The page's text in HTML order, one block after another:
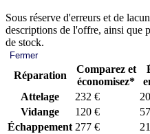
Sous réserve d'erreurs et de
descriptions de l'offre, ainsi que
de stock.
Fermer
Réparation
Comparez et
économisez*
Attelage
232 €
Vidange
120 €
Échappement 277 €